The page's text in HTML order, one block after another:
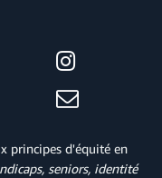
principes d'équité en
seniors, identité